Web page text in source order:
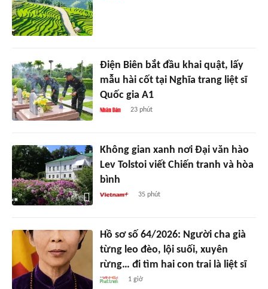
Điện Biên bắt đầu khai quật, lấy
mẫu hài cốt tại Nghĩa trang liệt sĩ
Quốc gia A1
23 phút
Không gian xanh nơi Đại văn hào
Lev Tolstoi viết Chiến tranh và hòa
bình
35 phút
Hồ sơ số 64/2026: Người cha già
từng leo đèo, lội suối, xuyên
rừng… đi tìm hai con trai là liệt sĩ
1 giờ